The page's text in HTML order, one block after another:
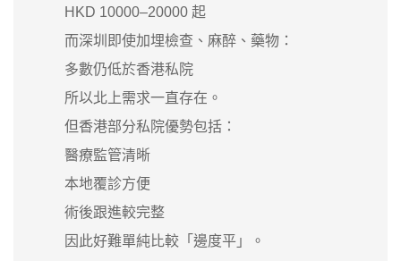
HKD 10000–20000 起
而深圳即使加埋檢查、麻醉、藥物：
多數仍低於香港私院
所以北上需求一直存在。
但香港部分私院優勢包括：
醫療監管清晰
本地覆診方便
術後跟進較完整
因此好難單純比較「邊度平」。